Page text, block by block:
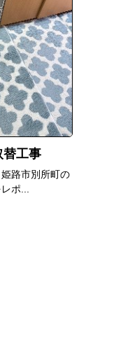
工事
路市別所町の
ポ...